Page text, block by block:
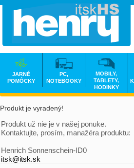
Produkt je vyradený!
Produkt už nie je v našej ponuke.
Kontaktujte, prosím, manažéra produktu:
Henrich Sonnenschein-ID0
itsk@itsk.sk
JARNÉ
POMÔCKY
PC,
NOTEBOOKY
MOBILY,
TABLETY,
HODINKY